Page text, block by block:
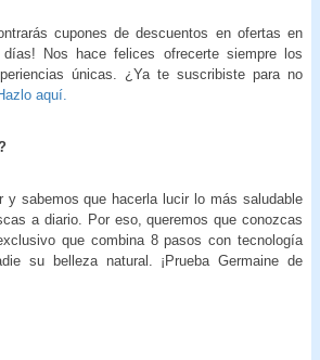
cupones de descuentos en ofertas en
días! Nos hace felices ofrecerte siempre los
únicas. ¿Ya te suscribiste para no
aquí.
y sabemos que hacerla lucir lo más saludable
a diario. Por eso, queremos que conozcas
que combina 8 pasos con tecnología
su belleza natural. ¡Prueba Germaine de